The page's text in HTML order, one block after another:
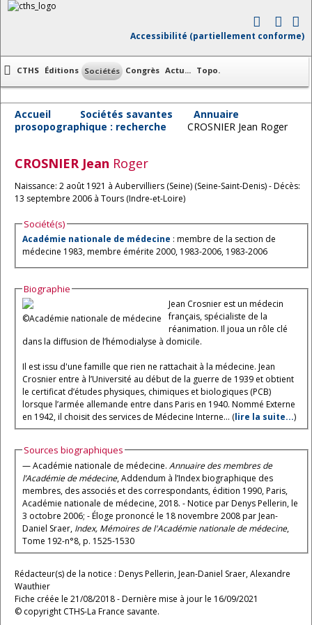
Accessibilité (partiellement conforme)
CTHS Éditions Sociétés Congrès Actu... Topo.
Accueil Sociétés savantes
Annuaire
prosopographique : recherche
CROSNIER Jean Roger
CROSNIER Jean Roger
Naissance: 2 août 1921 à Aubervilliers (Seine) (Seine-Saint-Denis) - Décès:
13 septembre 2006 à Tours (Indre-et-Loire)
Société(s)
Académie nationale de médecine : membre de la section de
médecine 1983, membre émérite 2000, 1983-2006, 1983-2006
Biographie
©Académie nationale de médecine
Jean Crosnier est un médecin
français, spécialiste de la
réanimation. Il joua un rôle clé
dans la diffusion de l’hémodialyse à domicile.
Il est issu d'une famille que rien ne rattachait à la médecine. Jean
Crosnier entre à l’Université au début de la guerre de 1939 et obtient
le certificat d’études physiques, chimiques et biologiques (PCB)
lorsque l’armée allemande entre dans Paris en 1940. Nommé Externe
en 1942, il choisit des services de Médecine Interne... (lire la suite...)
Sources biographiques
— Académie nationale de médecine. Annuaire des membres de
l’Académie de médecine, Addendum à l’Index biographique des
membres, des associés et des correspondants, édition 1990, Paris,
Académie nationale de médecine, 2018. - Notice par Denys Pellerin, le
3 octobre 2006; - Éloge prononcé le 18 novembre 2008 par Jean-
Daniel Sraer, Index, Mémoires de l'Académie nationale de médecine,
Tome 192-n°8, p. 1525-1530
Rédacteur(s) de la notice : Denys Pellerin, Jean-Daniel Sraer, Alexandre
Wauthier
Fiche créée le 21/08/2018 - Dernière mise à jour le 16/09/2021
© copyright CTHS-La France savante.